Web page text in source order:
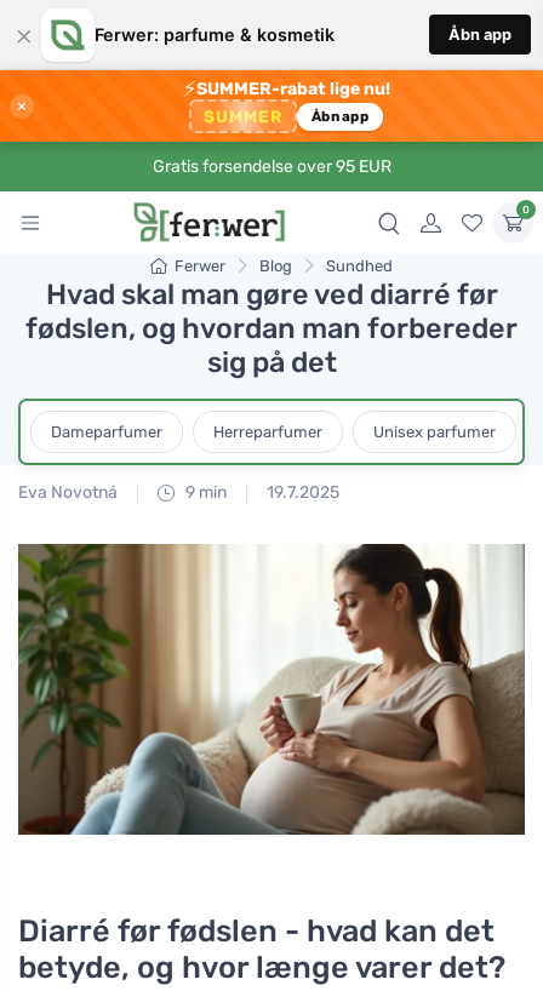
× Ferwer: parfume & kosmetik Åbn app
×
⚡SUMMER-rabat lige nu!
SUMMER Åbn app
Gratis forsendelse over 95 EUR
0
Ferwer Blog Sundhed
Hvad skal man gøre ved diarré før
fødslen, og hvordan man forbereder
sig på det
Dameparfumer Herreparfumer Unisex parfumer
Eva Novotná 9 min 19.7.2025
Diarré før fødslen - hvad kan det
betyde, og hvor længe varer det?